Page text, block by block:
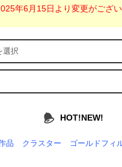
年6月15日より変更がござ
HOT!NEW!
品 クラスター ゴールドフィ